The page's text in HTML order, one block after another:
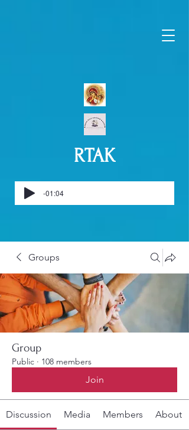
RTAK
-01:04
Groups
Group
Public · 108 members
Join
Discussion Media Members About